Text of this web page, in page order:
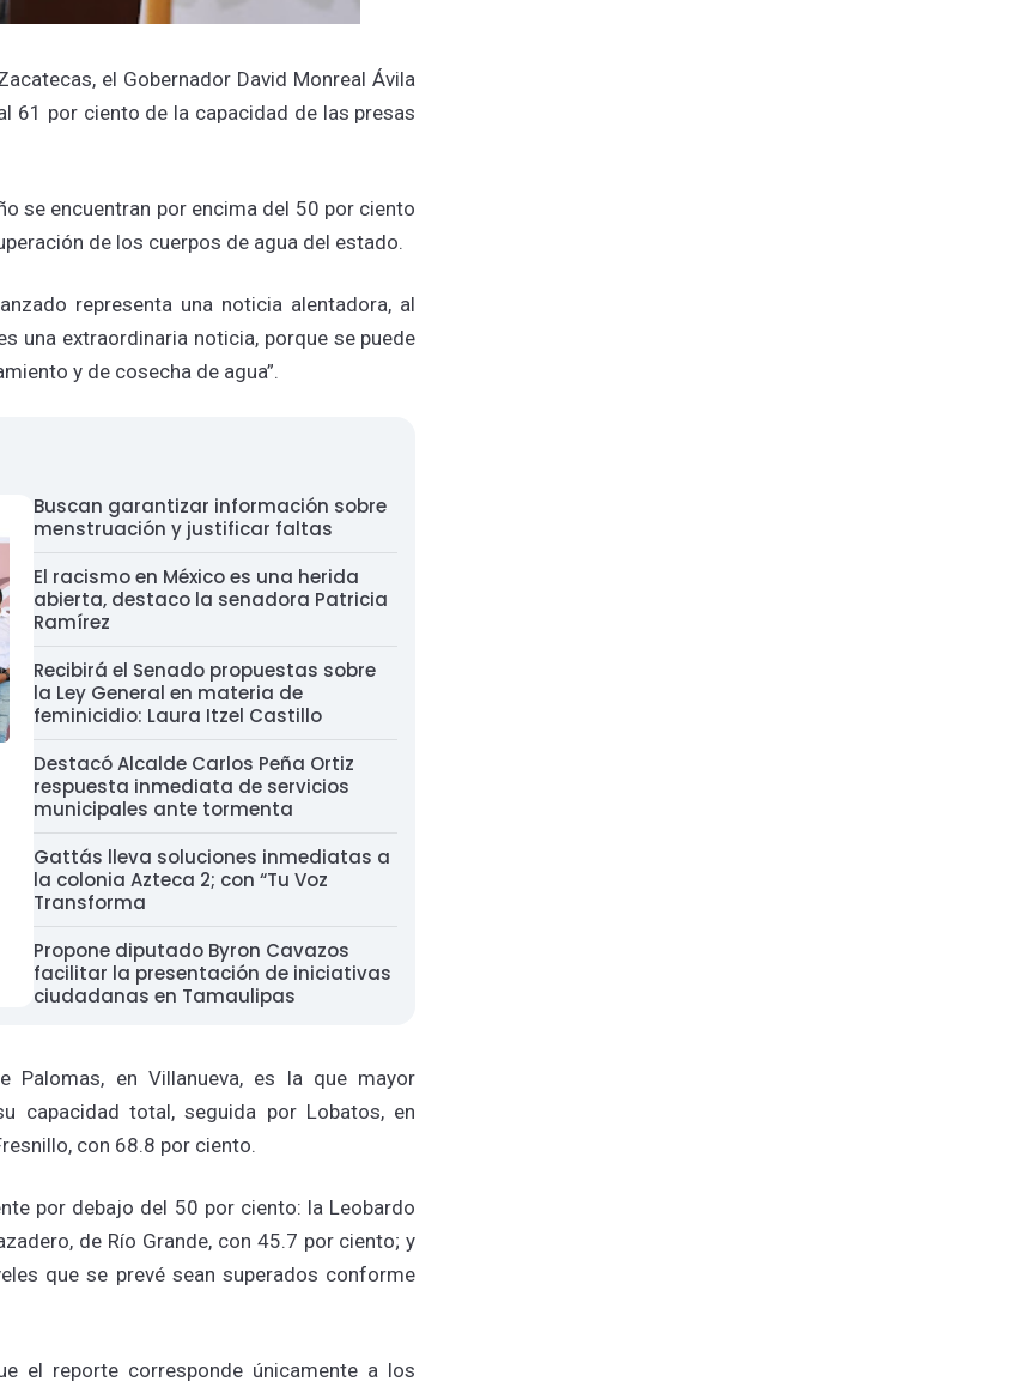
el Gobernador David Monreal Ávila
61 por ciento de la capacidad de las presas
se encuentran por encima del 50 por ciento
de los cuerpos de agua del estado.
representa una noticia alentadora, al
una extraordinaria noticia, porque se puede
y de cosecha de agua”.
Buscan garantizar información sobre
menstruación y justificar faltas
El racismo en México es una herida
abierta, destaco la senadora Patricia
Ramírez
Recibirá el Senado propuestas sobre
la Ley General en materia de
feminicidio: Laura Itzel Castillo
Destacó Alcalde Carlos Peña Ortiz
respuesta inmediata de servicios
municipales ante tormenta
Gattás lleva soluciones inmediatas a
la colonia Azteca 2; con “Tu Voz
Transforma
Propone diputado Byron Cavazos
facilitar la presentación de iniciativas
ciudadanas en Tamaulipas
en Villanueva, es la que mayor
capacidad total, seguida por Lobatos, en
con 68.8 por ciento.
por debajo del 50 por ciento: la Leobardo
de Río Grande, con 45.7 por ciento; y
que se prevé sean superados conforme
el reporte corresponde únicamente a los